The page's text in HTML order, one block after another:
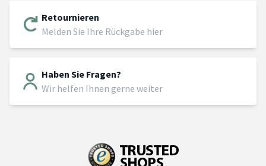
Retournieren
Melden Sie Ihre Rückgabe hier
Haben Sie Fragen?
Wir helfen Ihnen gerne weiter